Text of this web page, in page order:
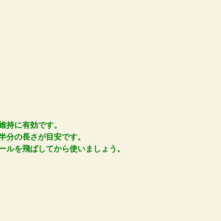
持に有効です。
の長さが目安です。
を飛ばしてから使いましょう。